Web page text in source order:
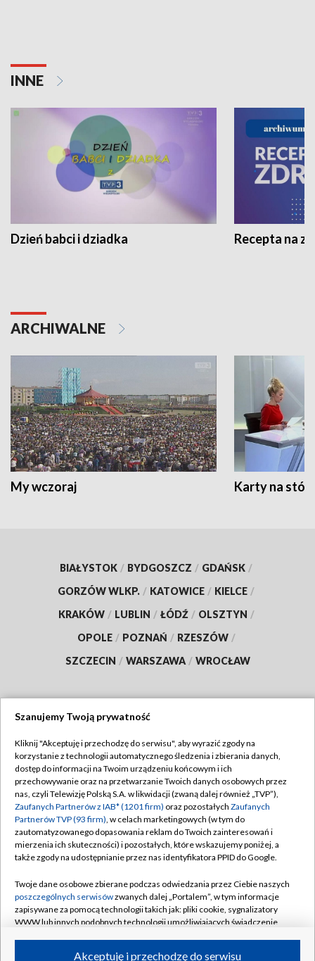
INNE
Dzień babci i dziadka Recepta na
ARCHIWALNE
My wczoraj Karty na
BIAŁYSTOK / BYDGOSZCZ / GDAŃSK /
GORZÓW WLKP. / KATOWICE / KIELCE /
KRAKÓW / LUBLIN / ŁÓDŹ / OLSZTYN /
OPOLE / POZNAŃ / RZESZÓW /
SZCZECIN / WARSZAWA / WROCŁAW
TVP
Abonament TVP
Emisja w TVP
Centrum informacji TVP
Naziemna Telewizja Cyfrowa
Rada Programowa
System NOS
Informacje o nadawcy
Regulamin TVP
Polityka prywatności
Moje zgody
Pomoc
Kontakt
Kanały
Szanujemy Twoją prywatność
Kliknij "Akceptuję i przechodzę do serwisu", aby wyrazić zgody na
korzystanie z technologii automatycznego śledzenia i zbierania danych,
dostęp do informacji na Twoim urządzeniu końcowym i ich
przechowywanie oraz na przetwarzanie Twoich danych osobowych przez
nas, czyli Telewizję Polską S.A. w likwidacji (zwaną dalej również „TVP”),
Zaufanych Partnerów z IAB* (1201 firm) oraz pozostałych Zaufanych
Partnerów TVP (93 firm), w celach marketingowych (w tym do
zautomatyzowanego dopasowania reklam do Twoich zainteresowań i
mierzenia ich skuteczności) i pozostałych, które wskazujemy poniżej, a
także zgody na udostępnianie przez nas identyfikatora PPID do Google.
Twoje dane osobowe zbierane podczas odwiedzania przez Ciebie naszych
poszczególnych serwisówzwanych dalej „Portalem”, w tym informacje
zapisywane za pomocą technologii takich jak: pliki cookie, sygnalizatory
WWW lub innych podobnych technologii umożliwiających świadczenie
Akceptuję i przechodzę do serwisu